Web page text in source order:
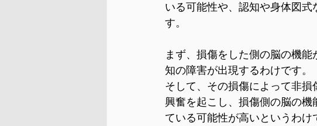
いる可能性や、認知や身体図
す。
まず、損傷をした側の脳の機
知の障害が出現するわけです。
そして、その損傷によって非
興奮を起こし、損傷側の脳の
ている可能性が高いというわけ